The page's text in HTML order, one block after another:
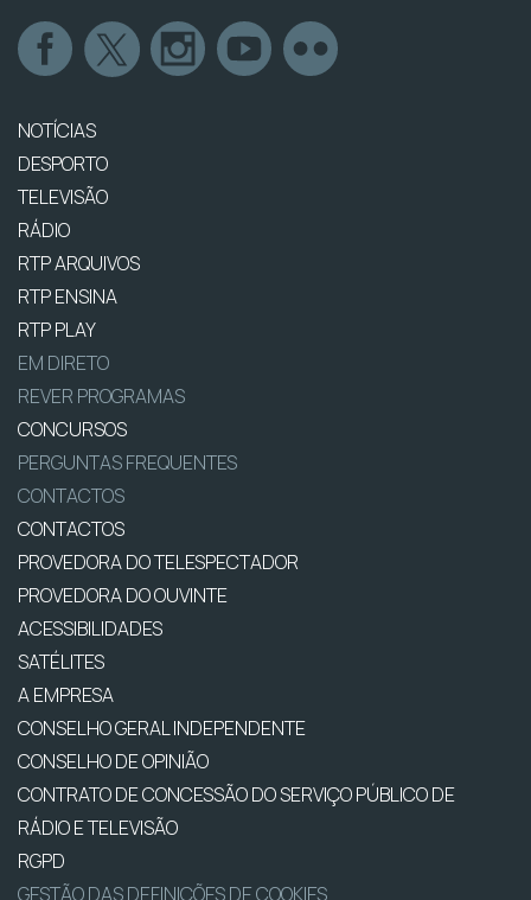
NOTÍCIAS
DESPORTO
TELEVISÃO
RÁDIO
RTP ARQUIVOS
RTP ENSINA
RTP PLAY
EM DIRETO
REVER PROGRAMAS
CONCURSOS
PERGUNTAS FREQUENTES
CONTACTOS
CONTACTOS
PROVEDORA DO TELESPECTADOR
PROVEDORA DO OUVINTE
ACESSIBILIDADES
SATÉLITES
A EMPRESA
CONSELHO GERAL INDEPENDENTE
CONSELHO DE OPINIÃO
CONTRATO DE CONCESSÃO DO SERVIÇO PÚBLICO DE
RÁDIO E TELEVISÃO
RGPD
GESTÃO DAS DEFINIÇÕES DE COOKIES